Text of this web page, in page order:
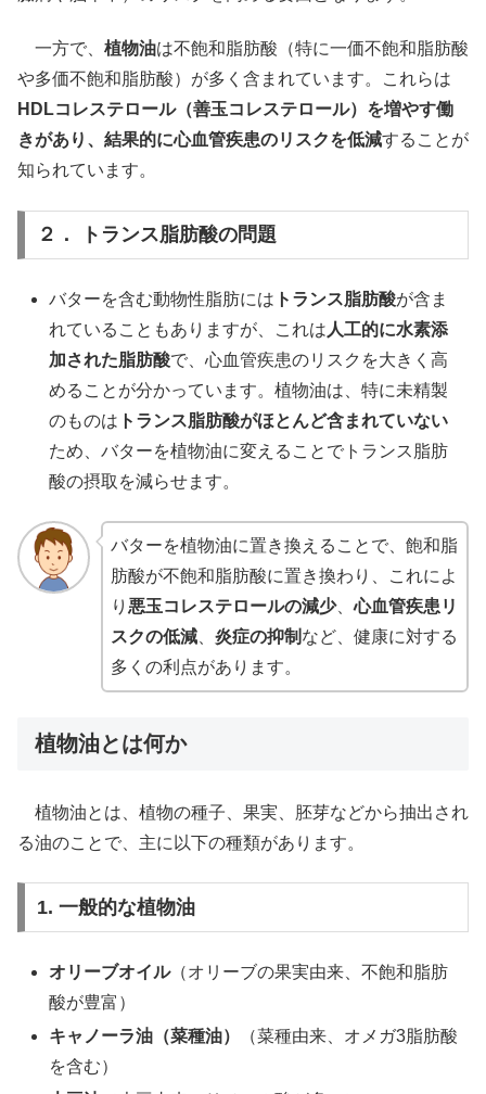
一方で、 植物油は不飽和脂肪酸（特に一価不飽和脂肪酸
や多価不飽和脂肪酸）が多く含まれています。これらは
HDLコレステロール（善玉コレステロール）を増やす働
きがあり、結果的に心血管疾患のリスクを低減することが
知られています。
２． トランス脂肪酸の問題
バターを含む動物性脂肪には トランス脂肪酸が含ま
れていることもありますが、これは 人工的に水素添
加された脂肪酸で、心血管疾患のリスクを大きく高
めることが分かっています。植物油は、特に未精製
のものは トランス脂肪酸がほとんど含まれていない
ため、バターを植物油に変えることでトランス脂肪
酸の摂取を減らせます。
バターを植物油に置き換えることで、飽和脂
肪酸が不飽和脂肪酸に置き換わり、これによ
り 悪玉コレステロールの減少、心血管疾患リ
スクの低減、 炎症の抑制 など、健康に対する
多くの利点があります。
植物油とは何か
植物油とは、植物の種子、果実、胚芽などから抽出され
る油のことで、主に以下の種類があります。
1. 一般的な植物油
オリーブオイル（オリーブの果実由来、不飽和脂肪
酸が豊富）
キャノーラ油（菜種油）
（菜種由来、オメガ3脂肪酸
を含む）